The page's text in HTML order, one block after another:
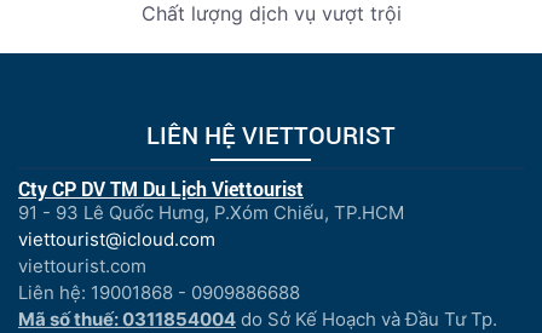
Chất lượng dịch vụ vượt trội
LIÊN HỆ VIETTOURIST
Cty CP DV TM Du Lịch Viettourist
91 - 93 Lê Quốc Hưng, P.Xóm Chiếu, TP.HCM
viettourist@icloud.com
viettourist.com
Liên hệ: 19001868 - 0909886688
Mã số thuế: 0311854004 do Sở Kế Hoạch và Đầu Tư Tp.